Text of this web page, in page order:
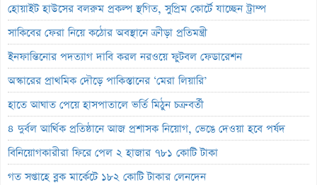
হোয়াইট হাউসের বলরুম প্রকল্প স্থগিত, সুপ্রিম কোর্টে যাচ্ছেন ট্রাম্প
সাকিবের ফেরা নিয়ে কঠোর অবস্থানে ক্রীড়া প্রতিমন্ত্রী
ইনফান্তিনোর পদত্যাগ দাবি করল নরওয়ে ফুটবল ফেডারেশন
অস্কারের প্রাথমিক দৌড়ে পাকিস্তানের ‘মেরা লিয়ারি’
হাতে আঘাত পেয়ে হাসপাতালে ভর্তি মিঠুন চক্রবর্তী
৪ দুর্বল আর্থিক প্রতিষ্ঠানে আজ প্রশাসক নিয়োগ, ভেঙে দেওয়া হবে পর্ষদ
বিনিয়োগকারীরা ফিরে পেল ২ হাজার ৭৮১ কোটি টাকা
গত সপ্তাহে ব্লক মার্কেটে ১৮২ কোটি টাকার লেনদেন